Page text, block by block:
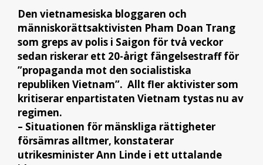
Den vietnamesiska bloggaren och
människorättsaktivisten Pham Doan Trang
som greps av polis i Saigon för två veckor
sedan riskerar ett 20-årigt fängelsestraff för
”propaganda mot den socialistiska
republiken Vietnam”. Allt fler aktivister som
kritiserar enpartistaten Vietnam tystas nu av
regimen.
– Situationen för mänskliga rättigheter
försämras alltmer, konstaterar
utrikesminister Ann Linde i ett uttalande